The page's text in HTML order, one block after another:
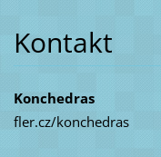
Kontakt
Konchedras
fler.cz/konchedras